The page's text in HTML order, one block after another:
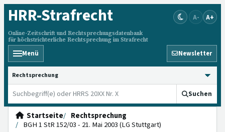
HRR-Strafrecht
Online-Zeitschrift und Rechtsprechungsdatenbank
für höchstrichterliche Rechtsprechung im Strafrecht
A- A+
Menü Newsletter
HRRS durchsuchen
Suchen
Startseite
Rechtsprechung
BGH 1 StR 152/03 - 21. Mai 2003 (LG Stuttgart)